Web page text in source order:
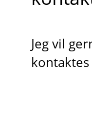
Jeg vil
kontaktes